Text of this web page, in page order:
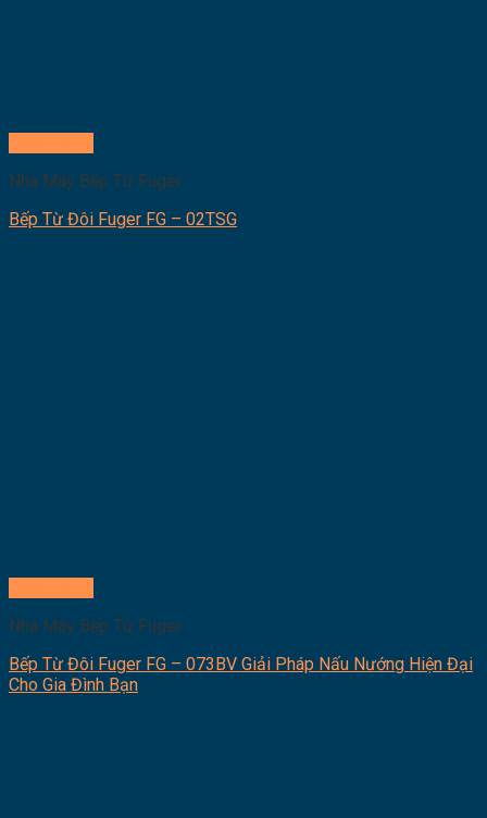
Nhà Máy Bếp Từ Fuger
Bếp Từ Đôi Fuger FG – 02TSG
Nhà Máy Bếp Từ Fuger
Bếp Từ Đôi Fuger FG – 073BV Giải Pháp Nấu Nướng Hiện Đại
Cho Gia Đình Bạn